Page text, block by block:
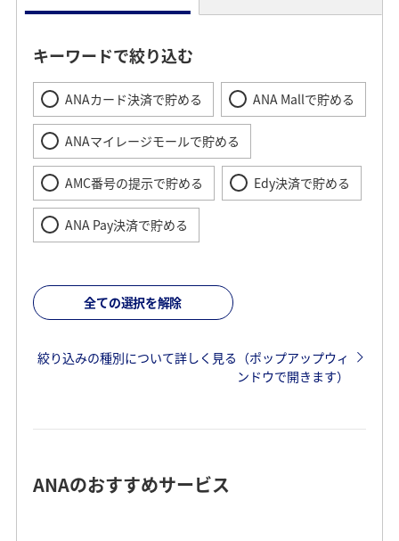
キーワードで絞り込む
ANAカード決済で貯める ANA Mallで貯める
ANAマイレージモールで貯める
AMC番号の提示で貯める Edy決済で貯める
ANA Pay決済で貯める
全ての選択を解除
絞り込みの種別について詳しく見る（ポップアップウィ
ンドウで開きます）
ANAのおすすめサービス